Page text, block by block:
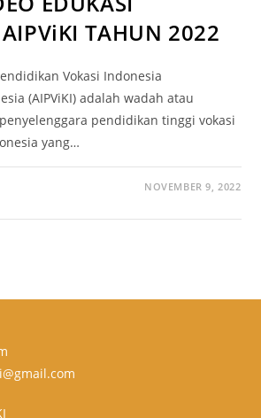
TAHUN 2022
Vokasi Indonesia
(AIPViKI) adalah wadah atau
pendidikan tinggi vokasi
yang…
NOVEMBER 9, 2022